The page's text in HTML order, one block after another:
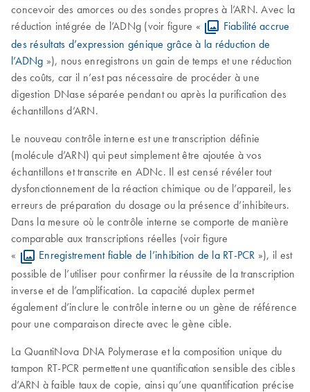
concevoir des amorces ou des sondes propres à l’ARN. Avec la
réduction intégrée de l’ADNg (voir figure «
Fiabilité accrue
des résultats d’expression génique grâce à la réduction de
l’ADNg »), nous enregistrons un gain de temps et une réduction
des coûts, car il n’est pas nécessaire de procéder à une
digestion DNase séparée pendant ou après la purification des
échantillons d’ARN.
Le nouveau contrôle interne est une transcription définie
(molécule d’ARN) qui peut simplement être ajoutée à vos
échantillons et transcrite en ADNc. Il est censé révéler tout
dysfonctionnement de la réaction chimique ou de l’appareil, les
erreurs de préparation du dosage ou la présence d’inhibiteurs.
Dans la mesure où le contrôle interne se comporte de manière
comparable aux transcriptions réelles (voir figure
«
Enregistrement fiable de l’inhibition de la RT-PCR »), il est
possible de l’utiliser pour confirmer la réussite de la transcription
inverse et de l’amplification. La capacité duplex permet
également d’inclure le contrôle interne ou un gène de référence
pour une comparaison directe avec le gène cible.
La QuantiNova DNA Polymerase et la composition unique du
tampon RT-PCR permettent une quantification sensible des cibles
d’ARN à faible taux de copie, ainsi qu’une quantification précise